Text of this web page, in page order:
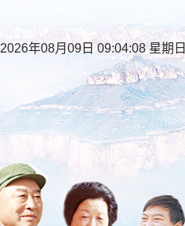
2026年08月09日 09:04:09 星期日